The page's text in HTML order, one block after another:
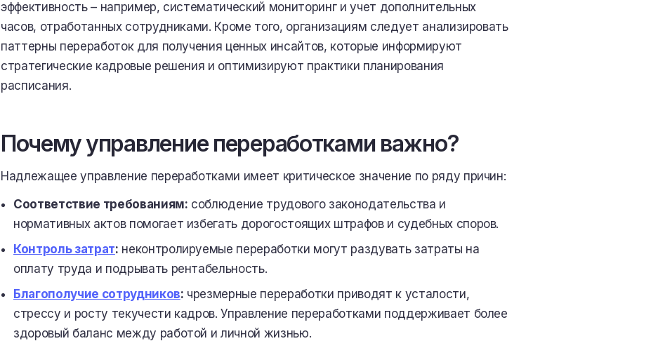
эффективность – например, систематический мониторинг и учет дополнительных
часов, отработанных сотрудниками. Кроме того, организациям следует анализировать
паттерны переработок для получения ценных инсайтов, которые информируют
стратегические кадровые решения и оптимизируют практики планирования
расписания.
Почему управление переработками важно?
Надлежащее управление переработками имеет критическое значение по ряду причин:
Соответствие требованиям: соблюдение трудового законодательства и
нормативных актов помогает избегать дорогостоящих штрафов и судебных споров.
Контроль затрат: неконтролируемые переработки могут раздувать затраты на
оплату труда и подрывать рентабельность.
Благополучие сотрудников: чрезмерные переработки приводят к усталости,
стрессу и росту текучести кадров. Управление переработками поддерживает более
здоровый баланс между работой и личной жизнью.